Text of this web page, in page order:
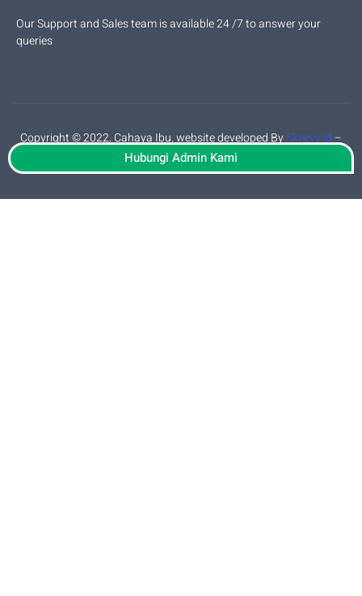
Our Support and Sales team is available 24 /7 to answer your
queries
Copyright © 2022. Cahaya Ibu. website developed BySkeevy.id–
privacy policy
Hubungi Admin Kami